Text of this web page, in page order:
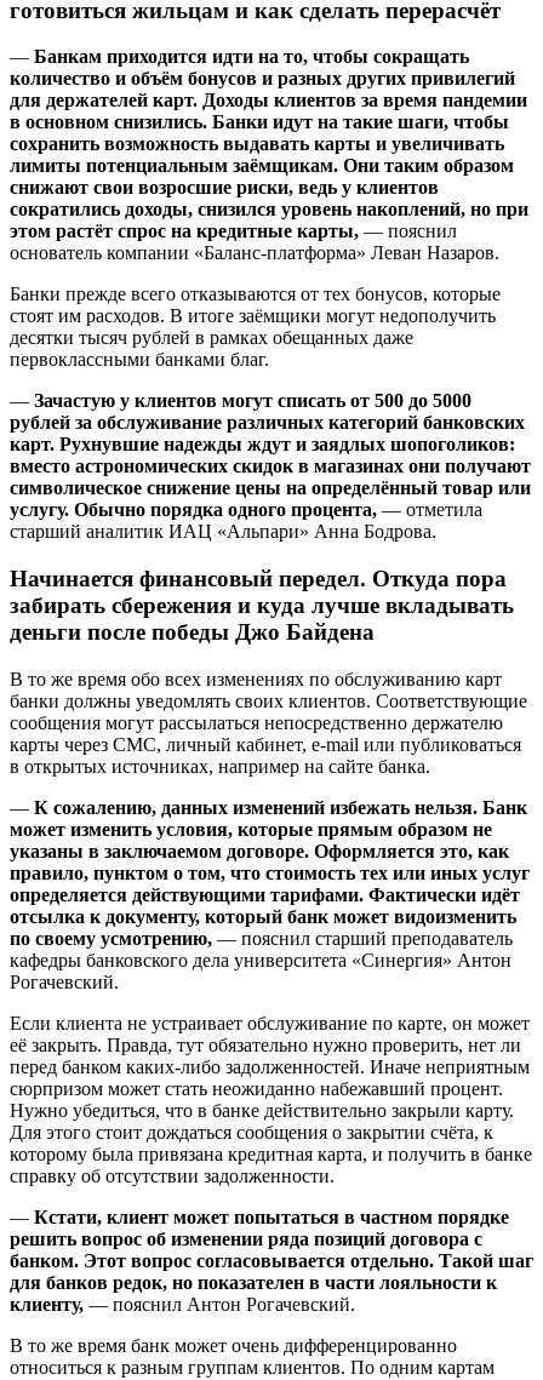
готовиться жильцам и как сделать перерасчёт
— Банкам приходится идти на то, чтобы сокращать
количество и объём бонусов и разных других привилегий
для держателей карт. Доходы клиентов за время пандемии
в основном снизились. Банки идут на такие шаги, чтобы
сохранить возможность выдавать карты и увеличивать
лимиты потенциальным заёмщикам. Они таким образом
снижают свои возросшие риски, ведь у клиентов
сократились доходы, снизился уровень накоплений, но при
этом растёт спрос на кредитные карты, — пояснил
основатель компании «Баланс-платформа» Леван Назаров.
Банки прежде всего отказываются от тех бонусов, которые
стоят им расходов. В итоге заёмщики могут недополучить
десятки тысяч рублей в рамках обещанных даже
первоклассными банками благ.
— Зачастую у клиентов могут списать от 500 до 5000
рублей за обслуживание различных категорий банковских
карт. Рухнувшие надежды ждут и заядлых шопоголиков:
вместо астрономических скидок в магазинах они получают
символическое снижение цены на определённый товар или
услугу. Обычно порядка одного процента, — отметила
старший аналитик ИАЦ «Альпари» Анна Бодрова.
Начинается финансовый передел. Откуда пора
забирать сбережения и куда лучше вкладывать
деньги после победы Джо Байдена
В то же время обо всех изменениях по обслуживанию карт
банки должны уведомлять своих клиентов. Соответствующие
сообщения могут рассылаться непосредственно держателю
карты через СМС, личный кабинет, e-mail или публиковаться
в открытых источниках, например на сайте банка.
— К сожалению, данных изменений избежать нельзя. Банк
может изменить условия, которые прямым образом не
указаны в заключаемом договоре. Оформляется это, как
правило, пунктом о том, что стоимость тех или иных услуг
определяется действующими тарифами. Фактически идёт
отсылка к документу, который банк может видоизменить
по своему усмотрению, — пояснил старший преподаватель
кафедры банковского дела университета «Синергия» Антон
Рогачевский.
Если клиента не устраивает обслуживание по карте, он может
её закрыть. Правда, тут обязательно нужно проверить, нет ли
перед банком каких-либо задолженностей. Иначе неприятным
сюрпризом может стать неожиданно набежавший процент.
Нужно убедиться, что в банке действительно закрыли карту.
Для этого стоит дождаться сообщения о закрытии счёта, к
которому была привязана кредитная карта, и получить в банке
справку об отсутствии задолженности.
— Кстати, клиент может попытаться в частном порядке
решить вопрос об изменении ряда позиций договора с
банком. Этот вопрос согласовывается отдельно. Такой шаг
для банков редок, но показателен в части лояльности к
клиенту, — пояснил Антон Рогачевский.
В то же время банк может очень дифференцированно
относиться к разным группам клиентов. По одним картам